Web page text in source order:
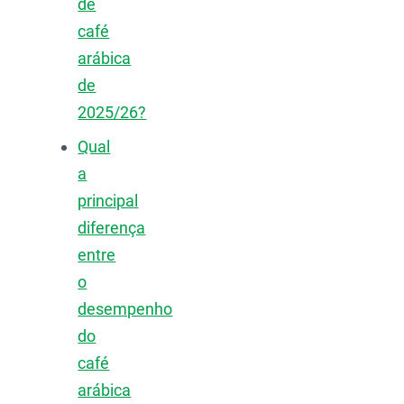
de
café
arábica
de
2025/26?
Qual
a
principal
diferença
entre
o
desempenho
do
café
arábica